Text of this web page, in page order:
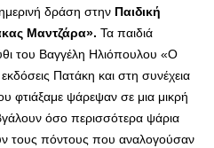
δράση στην Παιδική
Μαντζάρα». Τα παιδιά
του Βαγγέλη Ηλιόπουλου «Ο
Πατάκη και στη συνέχεια
φτιάξαμε ψάρεψαν σε μια μικρή
όσο περισσότερα ψάρια
τους πόντους που αναλογούσαν